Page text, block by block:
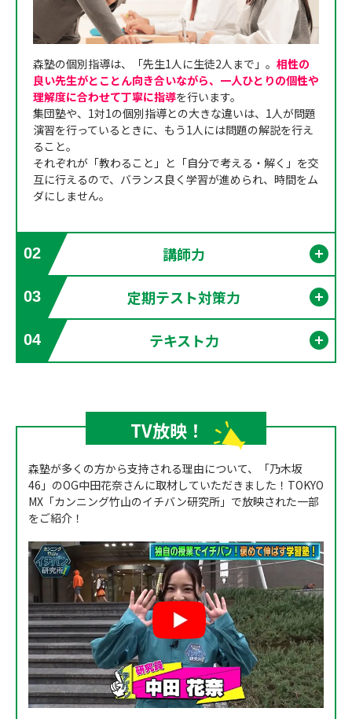
森塾の個別指導は、「先生1人に生徒2人まで」。 相性の
良い先生がとことん向き合いながら、一人ひとりの個性や
理解度に合わせて丁寧に指導を行います。
集団塾や、1対1の個別指導との大きな違いは、1人が問題
演習を行っているときに、もう1人には問題の解説を行え
ること。
それぞれが「教わること」と「自分で考える・解く」を交
互に行えるので、バランス良く学習が進められ、時間をム
ダにしません。
02 講師力
03 定期テスト対策力
04 テキスト力
TV放映！
森塾が多くの方から支持される理由について、「乃木坂
46」のOG中田花奈さんに取材していただきました！TOKYO
MX「カンニング竹山のイチバン研究所」で放映された一部
をご紹介！